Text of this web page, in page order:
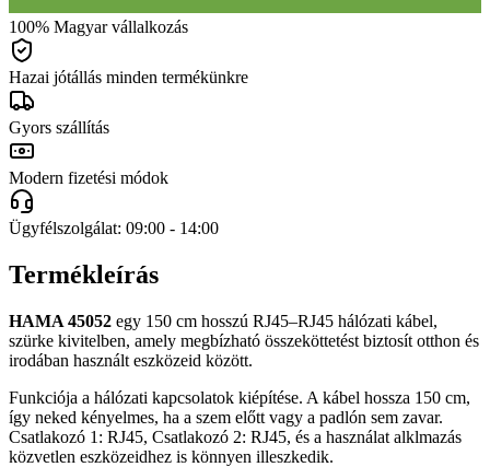
100% Magyar vállalkozás
Hazai jótállás minden termékünkre
Gyors szállítás
Modern fizetési módok
Ügyfélszolgálat: 09:00 - 14:00
Termékleírás
HAMA 45052 egy 150 cm hosszú RJ45–RJ45 hálózati kábel,
szürke kivitelben, amely megbízható összeköttetést biztosít otthon és
irodában használt eszközeid között.
Funkciója a hálózati kapcsolatok kiépítése. A kábel hossza 150 cm,
így neked kényelmes, ha a szem előtt vagy a padlón sem zavar.
Csatlakozó 1: RJ45, Csatlakozó 2: RJ45, és a használat alklmazás
közvetlen eszközeidhez is könnyen illeszkedik.